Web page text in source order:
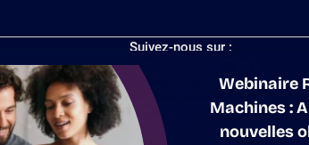
Suivez-nous sur :
Formations pour lesWebinaire
Machines :
nouvelles